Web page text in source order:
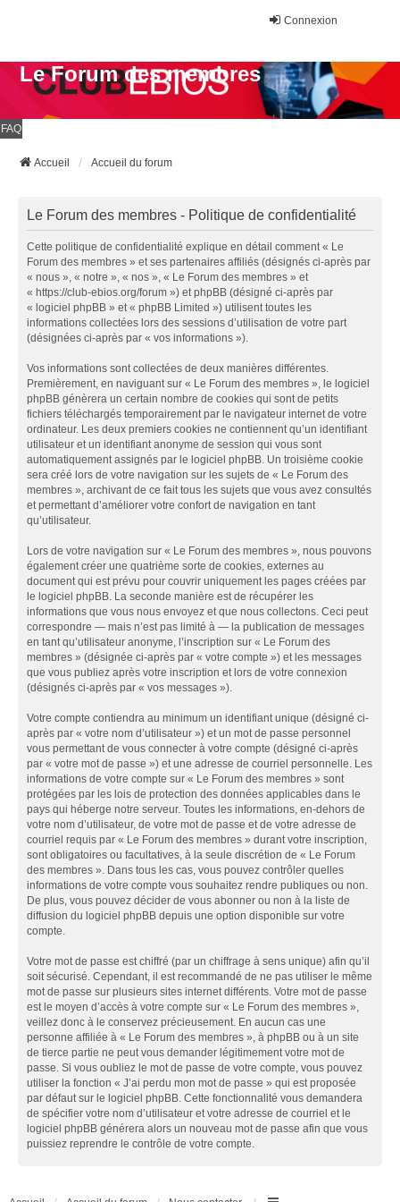
Connexion
Le Forum des membres
FAQ
Accueil Accueil du forum
Le Forum des membres - Politique de confidentialité
Cette politique de confidentialité explique en détail comment « Le
Forum des membres » et ses partenaires affiliés (désignés ci-après par
« nous », « notre », « nos », « Le Forum des membres » et
« https://club-ebios.org/forum ») et phpBB (désigné ci-après par
« logiciel phpBB » et « phpBB Limited ») utilisent toutes les
informations collectées lors des sessions d’utilisation de votre part
(désignées ci-après par « vos informations »).
Vos informations sont collectées de deux manières différentes.
Premièrement, en naviguant sur « Le Forum des membres », le logiciel
phpBB génèrera un certain nombre de cookies qui sont de petits
fichiers téléchargés temporairement par le navigateur internet de votre
ordinateur. Les deux premiers cookies ne contiennent qu’un identifiant
utilisateur et un identifiant anonyme de session qui vous sont
automatiquement assignés par le logiciel phpBB. Un troisième cookie
sera créé lors de votre navigation sur les sujets de « Le Forum des
membres », archivant de ce fait tous les sujets que vous avez consultés
et permettant d’améliorer votre confort de navigation en tant
qu’utilisateur.
Lors de votre navigation sur « Le Forum des membres », nous pouvons
également créer une quatrième sorte de cookies, externes au
document qui est prévu pour couvrir uniquement les pages créées par
le logiciel phpBB. La seconde manière est de récupérer les
informations que vous nous envoyez et que nous collectons. Ceci peut
correspondre — mais n’est pas limité à — la publication de messages
en tant qu’utilisateur anonyme, l’inscription sur « Le Forum des
membres » (désignée ci-après par « votre compte ») et les messages
que vous publiez après votre inscription et lors de votre connexion
(désignés ci-après par « vos messages »).
Votre compte contiendra au minimum un identifiant unique (désigné ci-
après par « votre nom d’utilisateur ») et un mot de passe personnel
vous permettant de vous connecter à votre compte (désigné ci-après
par « votre mot de passe ») et une adresse de courriel personnelle. Les
informations de votre compte sur « Le Forum des membres » sont
protégées par les lois de protection des données applicables dans le
pays qui héberge notre serveur. Toutes les informations, en-dehors de
votre nom d’utilisateur, de votre mot de passe et de votre adresse de
courriel requis par « Le Forum des membres » durant votre inscription,
sont obligatoires ou facultatives, à la seule discrétion de « Le Forum
des membres ». Dans tous les cas, vous pouvez contrôler quelles
informations de votre compte vous souhaitez rendre publiques ou non.
De plus, vous pouvez décider de vous abonner ou non à la liste de
diffusion du logiciel phpBB depuis une option disponible sur votre
compte.
Votre mot de passe est chiffré (par un chiffrage à sens unique) afin qu’il
soit sécurisé. Cependant, il est recommandé de ne pas utiliser le même
mot de passe sur plusieurs sites internet différents. Votre mot de passe
est le moyen d’accès à votre compte sur « Le Forum des membres »,
veillez donc à le conservez précieusement. En aucun cas une
personne affiliée à « Le Forum des membres », à phpBB ou à un site
de tierce partie ne peut vous demander légitimement votre mot de
passe. Si vous oubliez le mot de passe de votre compte, vous pouvez
utiliser la fonction « J’ai perdu mon mot de passe » qui est proposée
par défaut sur le logiciel phpBB. Cette fonctionnalité vous demandera
de spécifier votre nom d’utilisateur et votre adresse de courriel et le
logiciel phpBB générera alors un nouveau mot de passe afin que vous
puissiez reprendre le contrôle de votre compte.